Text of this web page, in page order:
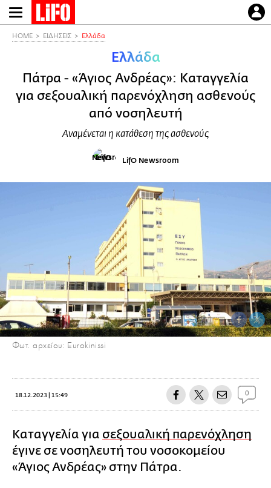
Παράκαμψη
προς
HOME ΕΙΔΗΣΕΙΣ Ελλάδα
Ελλάδα
Πάτρα - «Άγιος Ανδρέας»: Καταγγελία
για σεξουαλική παρενόχληση ασθενούς
από νοσηλευτή
Αναμένεται η κατάθεση της ασθενούς
LifO Newsroom
Φωτ. αρχείου: Eurokinissi
18.12.2023 | 15:49 0
Καταγγελία για σεξουαλική παρενόχληση
έγινε σε νοσηλευτή του νοσοκομείου
«Άγιος Ανδρέας» στην Πάτρα.